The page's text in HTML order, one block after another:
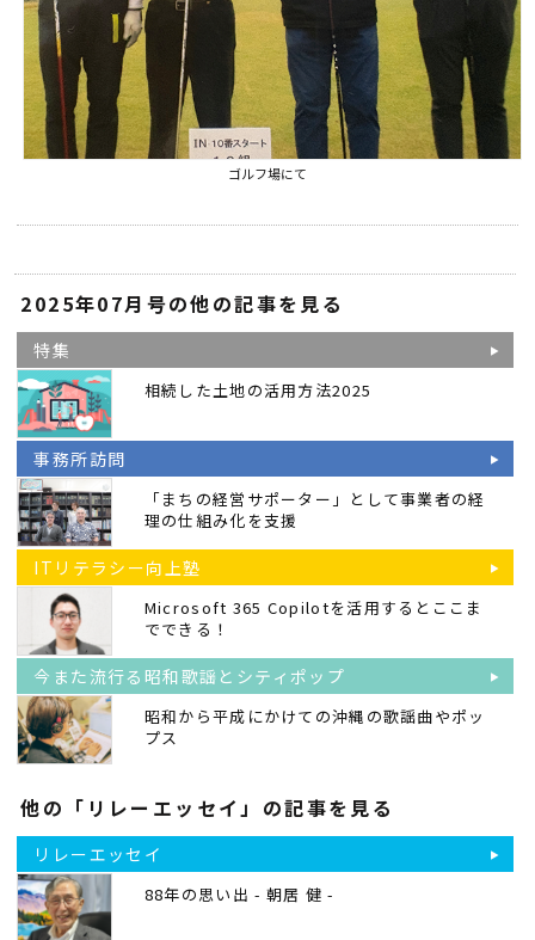
ゴルフ場にて
2025年07月号の他の記事を見る
特集
相続した土地の活用方法2025
事務所訪問
「まちの経営サポーター」として事業者の経
理の仕組み化を支援
ITリテラシー向上塾
Microsoft 365 Copilotを活用するとここま
でできる！
今また流行る昭和歌謡とシティポップ
昭和から平成にかけての沖縄の歌謡曲やポッ
プス
他の「リレーエッセイ」の記事を見る
リレーエッセイ
88年の思い出 - 朝居 健 -